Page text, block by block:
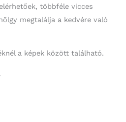
többféle vicces
megtalálja a kedvére való
a képek között található.